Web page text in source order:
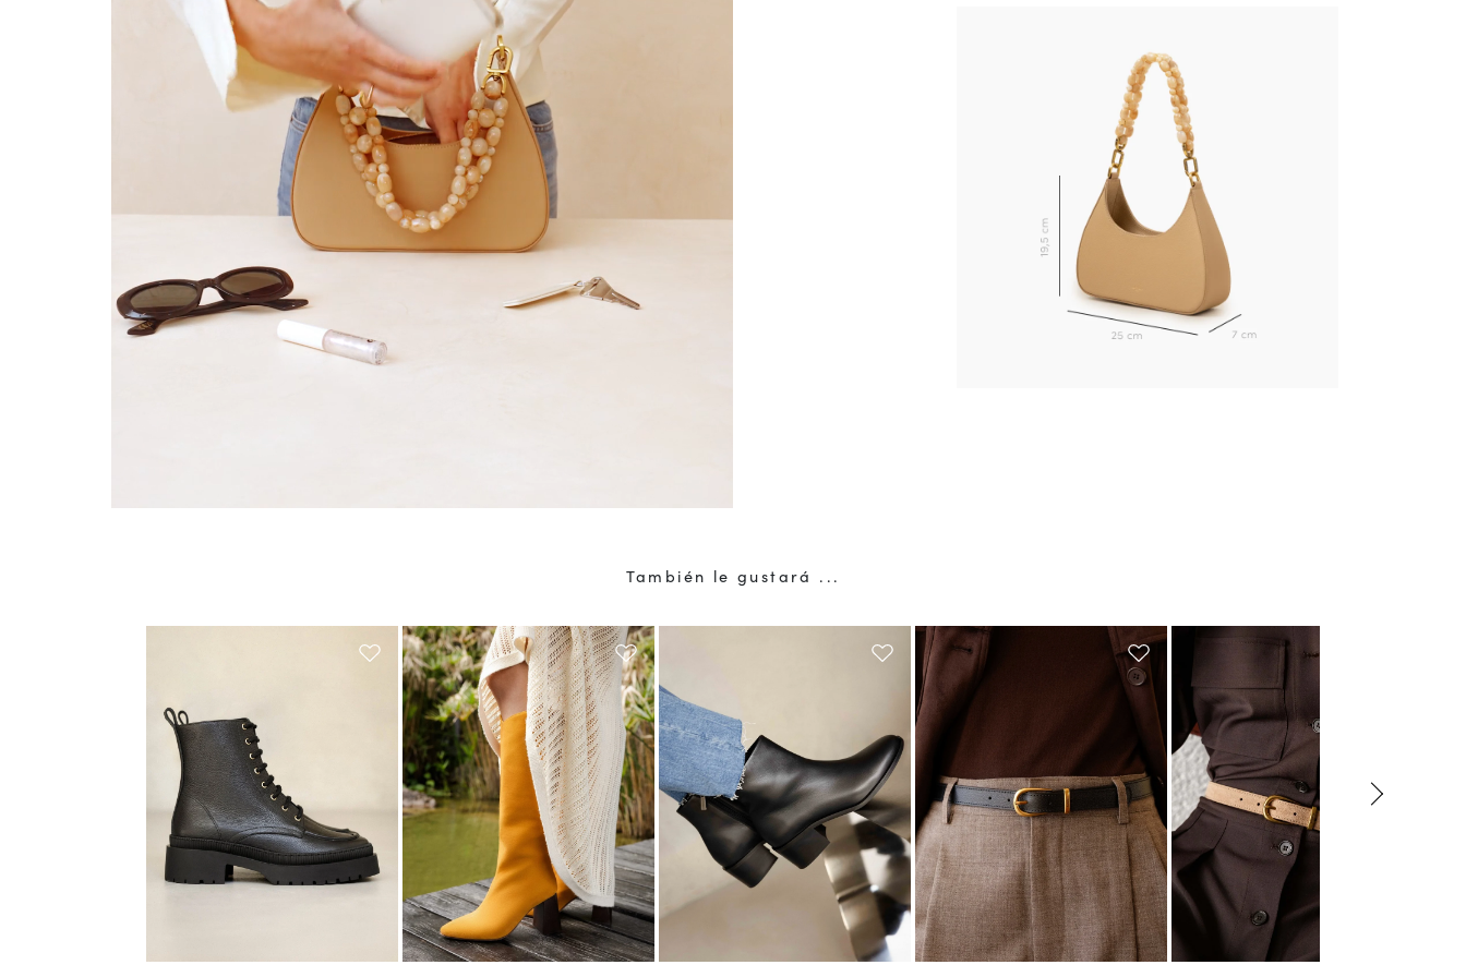
También le gustará ...
(*) No se aplica a productos con descuento.
Válido solo en el país de envío actual (
Más información sobre gestión de sus datos y derechos